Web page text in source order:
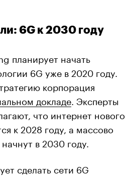
6G к 2030 году
планирует начать
6G уже в 2020 году.
корпорация
докладе . Эксперты
что интернет нового
к 2028 году, а массово
в 2030 году.
сделать сети 6G